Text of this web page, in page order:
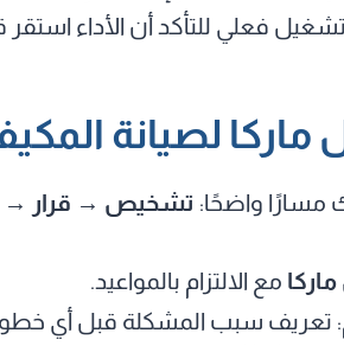
فعلي للتأكد أن الأداء استقر
ماركا لصيانة
مسارًا واضحًا: تشخيص → قرار →
مع الالتزام بالمواعيد.
: تعريف سبب المشكلة قبل أي